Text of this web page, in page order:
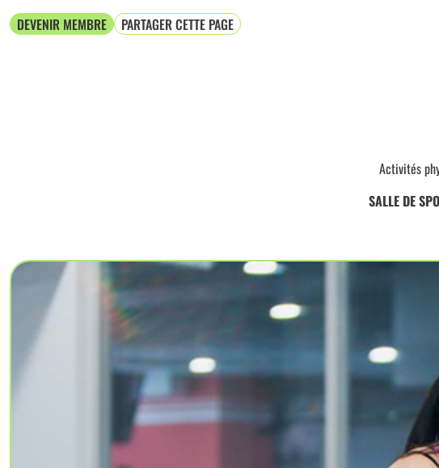
DEVENIR MEMBRE
PARTAGER CETTE PAGE
SALLE DE
Activités